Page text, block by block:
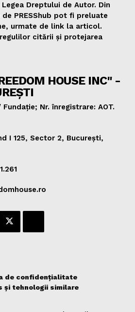
Dreptului de Autor. Din
PRESShub pot fi preluate
urmate de link la articol.
citării și protejarea
HOUSE INC" -
Fundație; Nr. înregistrare: AOT.
I 125, Sector 2, București,
de confidențialitate
și tehnologii similare